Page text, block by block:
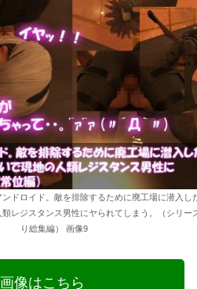
ドロイド。敵を排除するために廃工場に潜入し
レジスタンス男性にヤられてしまう。（シリー
り総集編） 画像9
像はこちら